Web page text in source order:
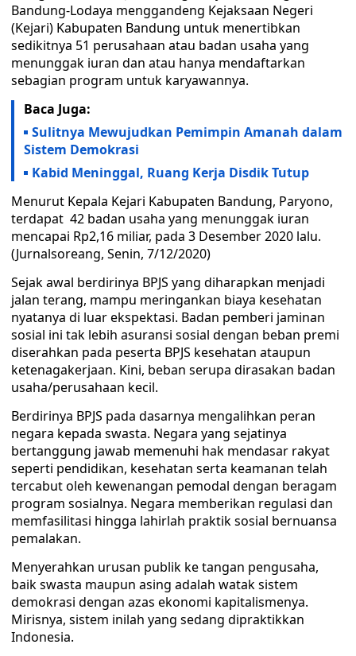
Bandung-Lodaya menggandeng Kejaksaan Negeri
(Kejari) Kabupaten Bandung untuk menertibkan
sedikitnya 51 perusahaan atau badan usaha yang
menunggak iuran dan atau hanya mendaftarkan
sebagian program untuk karyawannya.
Baca Juga:
Sulitnya Mewujudkan Pemimpin Amanah dalam
Sistem Demokrasi
Kabid Meninggal, Ruang Kerja Disdik Tutup
Menurut Kepala Kejari Kabupaten Bandung, Paryono,
terdapat 42 badan usaha yang menunggak iuran
mencapai Rp2,16 miliar, pada 3 Desember 2020 lalu.
(Jurnalsoreang, Senin, 7/12/2020)
Sejak awal berdirinya BPJS yang diharapkan menjadi
jalan terang, mampu meringankan biaya kesehatan
nyatanya di luar ekspektasi. Badan pemberi jaminan
sosial ini tak lebih asuransi sosial dengan beban premi
diserahkan pada peserta BPJS kesehatan ataupun
ketenagakerjaan. Kini, beban serupa dirasakan badan
usaha/perusahaan kecil.
Berdirinya BPJS pada dasarnya mengalihkan peran
negara kepada swasta. Negara yang sejatinya
bertanggung jawab memenuhi hak mendasar rakyat
seperti pendidikan, kesehatan serta keamanan telah
tercabut oleh kewenangan pemodal dengan beragam
program sosialnya. Negara memberikan regulasi dan
memfasilitasi hingga lahirlah praktik sosial bernuansa
pemalakan.
Menyerahkan urusan publik ke tangan pengusaha,
baik swasta maupun asing adalah watak sistem
demokrasi dengan azas ekonomi kapitalismenya.
Mirisnya, sistem inilah yang sedang dipraktikkan
Indonesia.